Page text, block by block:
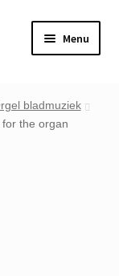
Menu
bladmuziek
the organ